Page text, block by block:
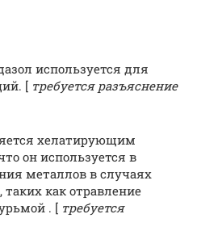
используется для
[ требуется разъяснение
хелатирующим
он используется в
металлов в случаях
как отравление
. [ требуется